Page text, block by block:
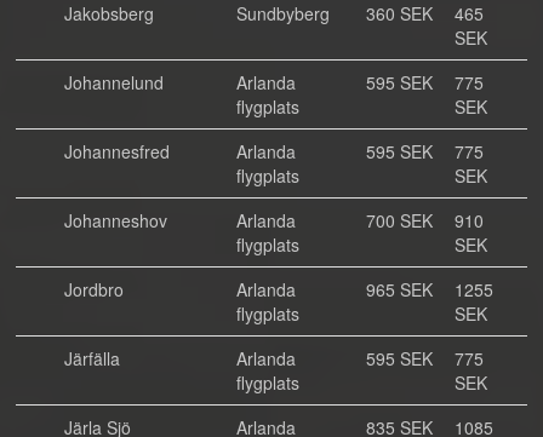
Jakobsberg
Sundbyberg 360 SEK
465
SEK
Johannelund
Arlanda
flygplats
595 SEK
775
SEK
Johannesfred
Arlanda
flygplats
595 SEK
775
SEK
Johanneshov
Arlanda
flygplats
700 SEK
910
SEK
Jordbro
Arlanda
flygplats
965 SEK
1255
SEK
Järfälla
Arlanda
flygplats
595 SEK
775
SEK
Järla Sjö
Arlanda 835 SEK 1085